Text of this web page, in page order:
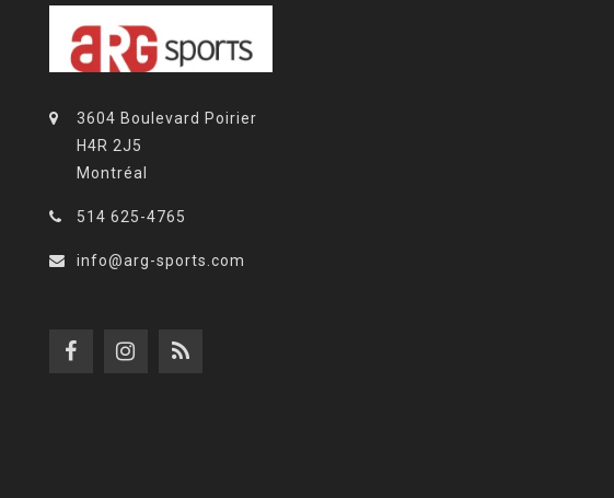
3604 Boulevard Poirier
H4R 2J5
Montréal
514 625-4765
info@arg-sports.com